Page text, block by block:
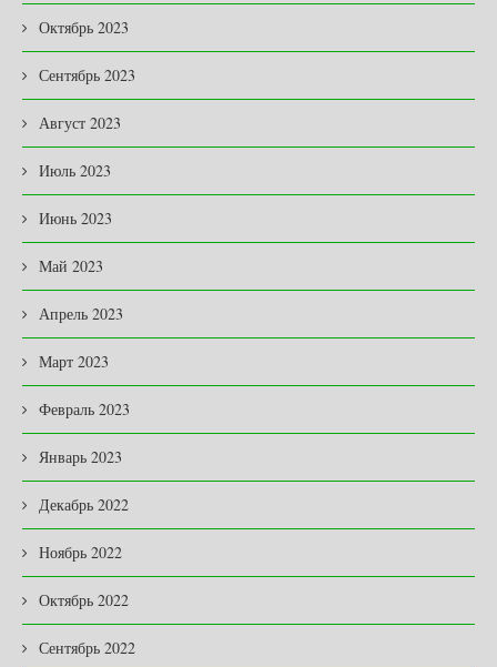
Октябрь 2023
Сентябрь 2023
Август 2023
Июль 2023
Июнь 2023
Май 2023
Апрель 2023
Март 2023
Февраль 2023
Январь 2023
Декабрь 2022
Ноябрь 2022
Октябрь 2022
Сентябрь 2022